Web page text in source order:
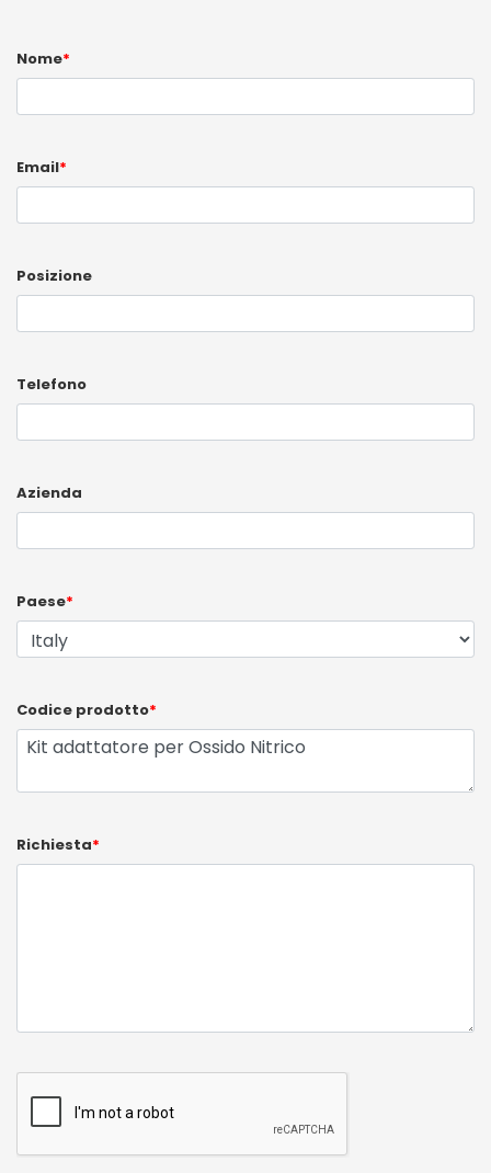
Nome*
Email*
Posizione
Telefono
Azienda
Paese*
Codice prodotto*
Richiesta*